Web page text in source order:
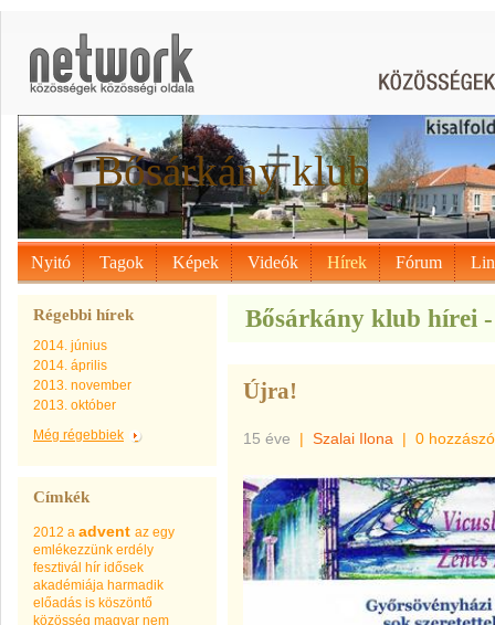
Bősárkány klub
Nyitó Tagok Képek Videók Hírek Fórum
Régebbi hírek
2014. június
2014. április
2013. november
2013. október
Még régebbiek
Címkék
2012 a advent az egy
emlékezzünk erdély
fesztivál hír idősek
akadémiája harmadik
előadás is köszöntő
közösség magyar nem
Bősárkány klub hírei -
Újra!
15 éve | Szalai Ilona | 0